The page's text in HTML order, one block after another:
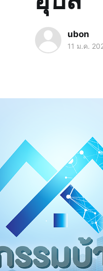
ubon
11 ม.ค.